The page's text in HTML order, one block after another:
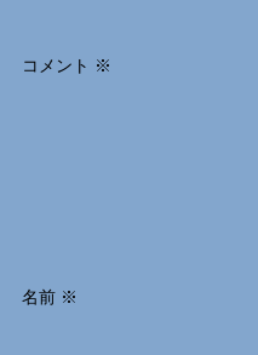
コメント ※
名前 ※